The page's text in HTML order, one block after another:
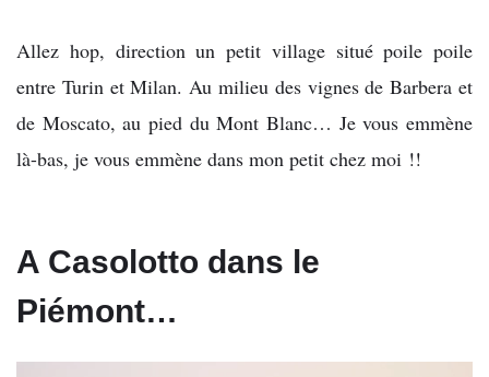
Allez hop, direction un petit village situé poile poile
entre Turin et Milan. Au milieu des vignes de Barbera et
de Moscato, au pied du Mont Blanc… Je vous emmène
là-bas, je vous emmène dans mon petit chez moi !!
A Casolotto dans le
Piémont…